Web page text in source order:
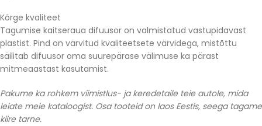
Kõrge kvaliteet
Tagumise kaitseraua difuusor on valmistatud vastupidavast
plastist. Pind on värvitud kvaliteetsete värvidega, mistõttu
säilitab difuusor oma suurepärase välimuse ka pärast
mitmeaastast kasutamist.
Pakume ka rohkem viimistlus- ja keredetaile teie autole, mida
leiate meie kataloogist. Osa tooteid on laos Eestis, seega tagame
kiire tarne.